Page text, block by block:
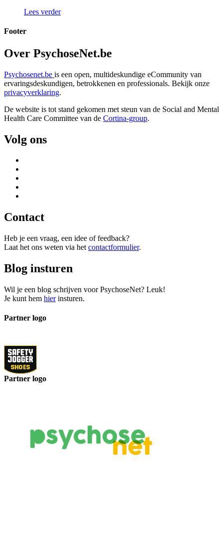
Lees verder
Footer
Over PsychoseNet.be
Psychosenet.be is een open, multideskundige eCommunity van
ervaringsdeskundigen, betrokkenen en professionals. Bekijk onze
privacyverklaring.
De website is tot stand gekomen met steun van de Social and Mental
Health Care Committee van de Cortina-group.
Volg ons
Contact
Heb je een vraag, een idee of feedback?
Laat het ons weten via het contactformulier.
Blog insturen
Wil je een blog schrijven voor PsychoseNet? Leuk!
Je kunt hem hierinsturen.
Partner logo
Partner logo